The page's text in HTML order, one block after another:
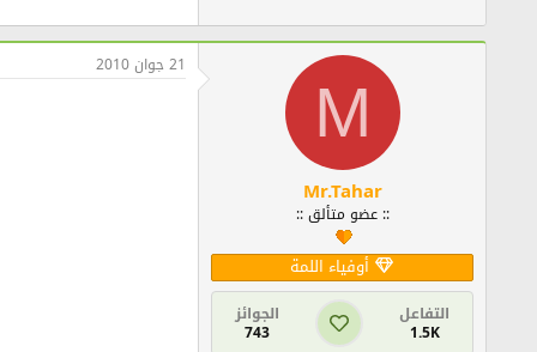
M
Mr.Tahar
:: عضو متألق ::
أوفياء اللمة
التفاعل
1.5K
الجوائز
743
21 جوان 2010